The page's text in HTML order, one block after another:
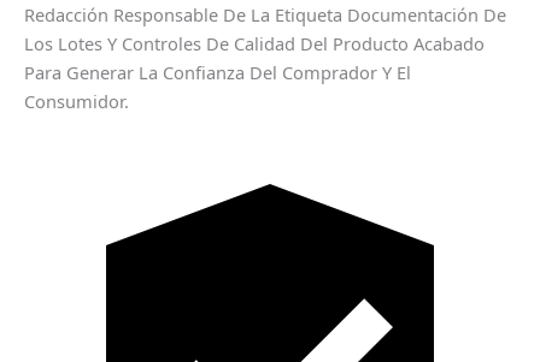
Redacción Responsable De La Etiqueta Documentación De
Los Lotes Y Controles De Calidad Del Producto Acabado
Para Generar La Confianza Del Comprador Y El
Consumidor.